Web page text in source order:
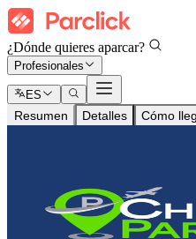
¿Dónde quieres aparcar?
Profesionales
ES
Resumen Detalles Cómo